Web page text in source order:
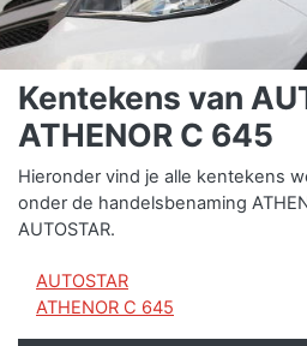
Kentekens van
ATHENOR C 645
Hieronder vind je alle kentekens
onder de handelsbenaming
AUTOSTAR.
AUTOSTAR
ATHENOR C 645